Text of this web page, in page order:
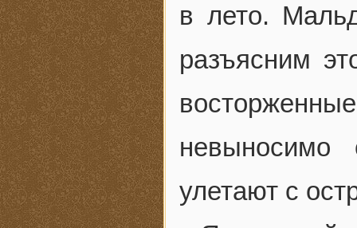
в лето.
разъясним
улетают с